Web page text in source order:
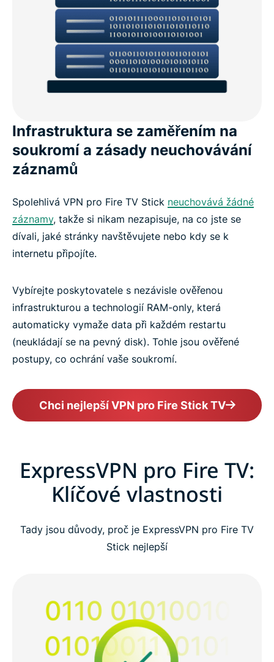
Infrastruktura se zaměřením na
soukromí a zásady neuchovávání
záznamů
Spolehlivá VPN pro Fire TV Stick neuchovává žádné
záznamy, takže si nikam nezapisuje, na co jste se
dívali, jaké stránky navštěvujete nebo kdy se k
internetu připojíte.
Vybírejte poskytovatele s nezávisle ověřenou
infrastrukturou a technologií RAM-only, která
automaticky vymaže data při každém restartu
(neukládají se na pevný disk). Tohle jsou ověřené
postupy, co ochrání vaše soukromí.
Chci nejlepší VPN pro Fire Stick TV
ExpressVPN pro Fire TV:
Klíčové vlastnosti
Tady jsou důvody, proč je ExpressVPN pro Fire TV
Stick nejlepší